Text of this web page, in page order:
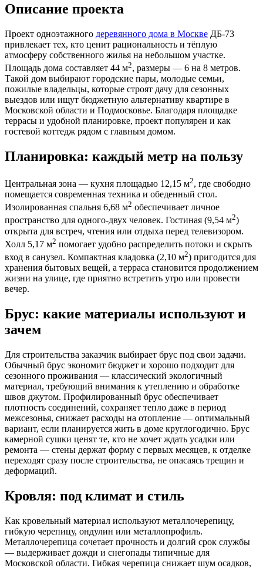
Описание проекта
Проект одноэтажного деревянного дома в Москве ДБ-73
привлекает тех, кто ценит рациональность и тёплую
атмосферу собственного жилья на небольшом участке.
Площадь дома составляет 44 м2, размеры — 6 на 8 метров.
Такой дом выбирают городские пары, молодые семьи,
пожилые владельцы, которые строят дачу для сезонных
выездов или ищут бюджетную альтернативу квартире в
Московской области и Подмосковье. Благодаря площадке
террасы и удобной планировке, проект популярен и как
гостевой коттедж рядом с главным домом.
Планировка: каждый метр на пользу
Центральная зона — кухня площадью 12,15 м2, где свободно
помещается современная техника и обеденный стол.
Изолированная спальня 6,68 м2 обеспечивает личное
пространство для одного-двух человек. Гостиная (9,54 м2)
открыта для встреч, чтения или отдыха перед телевизором.
Холл 5,17 м2 помогает удобно распределить потоки и скрыть
вход в санузел. Компактная кладовка (2,10 м2) пригодится для
хранения бытовых вещей, а терраса становится продолжением
жизни на улице, где приятно встретить утро или провести
вечер.
Брус: какие материалы используют и
зачем
Для строительства заказчик выбирает брус под свои задачи.
Обычный брус экономит бюджет и хорошо подходит для
сезонного проживания — классический экологичный
материал, требующий внимания к утеплению и обработке
швов джутом. Профилированный брус обеспечивает
плотность соединений, сохраняет тепло даже в период
межсезонья, снижает расходы на отопление — оптимальный
вариант, если планируется жить в доме круглогодично. Брус
камерной сушки ценят те, кто не хочет ждать усадки или
ремонта — стены держат форму с первых месяцев, к отделке
переходят сразу после строительства, не опасаясь трещин и
деформаций.
Кровля: под климат и стиль
Как кровельный материал используют металлочерепицу,
гибкую черепицу, ондулин или металлопрофиль.
Металлочерепица сочетает прочность и долгий срок службы
— выдерживает дожди и снегопады типичные для
Московской области. Гибкая черепица снижает шум осадков,